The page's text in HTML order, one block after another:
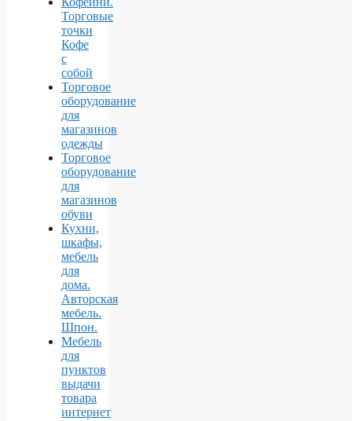
Торговые
точки
Кофе
с
собой
Торговое
оборудование
для
магазинов
одежды
Торговое
оборудование
для
магазинов
обуви
Кухни,
шкафы,
мебель
для
дома.
Авторская
мебель.
Шпон.
Мебель
для
пунктов
выдачи
товара
интернет